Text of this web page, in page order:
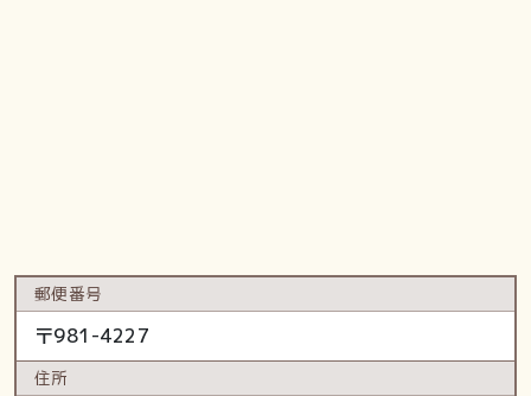
郵便番号
〒981-4227
住所